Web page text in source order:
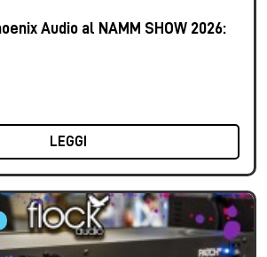
Audio al NAMM SHOW 2026:
LEGGI